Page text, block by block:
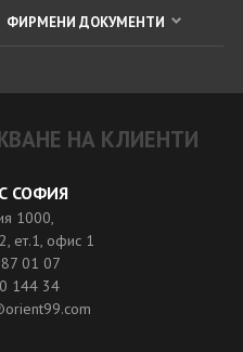
ФИРМЕНИ ДОКУМЕНТИ
НА КЛИЕНТИ
СОФИЯ
1000,
ет.1, офис 1
01 07
144 34